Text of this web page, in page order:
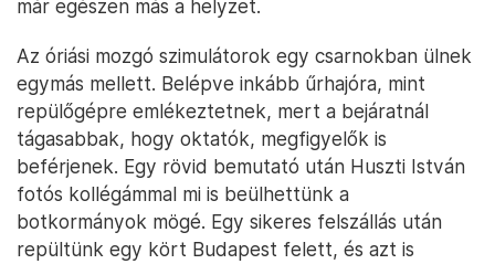
már egészen más a helyzet.
Az óriási mozgó szimulátorok egy csarnokban ülnek
egymás mellett. Belépve inkább űrhajóra, mint
repülőgépre emlékeztetnek, mert a bejáratnál
tágasabbak, hogy oktatók, megfigyelők is
beférjenek. Egy rövid bemutató után Huszti István
fotós kollégámmal mi is beülhettünk a
botkormányok mögé. Egy sikeres felszállás után
repültünk egy kört Budapest felett, és azt is